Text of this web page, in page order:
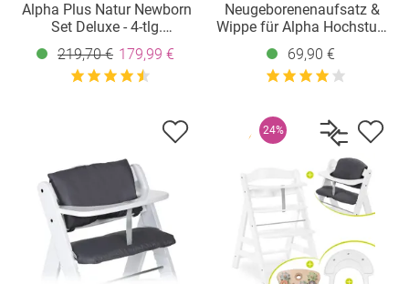
Alpha Plus Natur Newborn
Set Deluxe - 4-tlg.
Hochstuhl +
Neugeborenenaufsatz
(Rückenlehne verstellbar) +
219,70 € 179,99 €
Neugeborenenaufsatz &
Wippe für Alpha Hochstuhl
- Bouncer 2in1 - Stretch
Beige
69,90 €
24%